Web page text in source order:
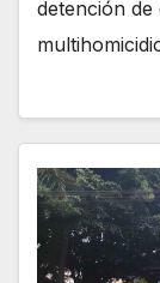
detención